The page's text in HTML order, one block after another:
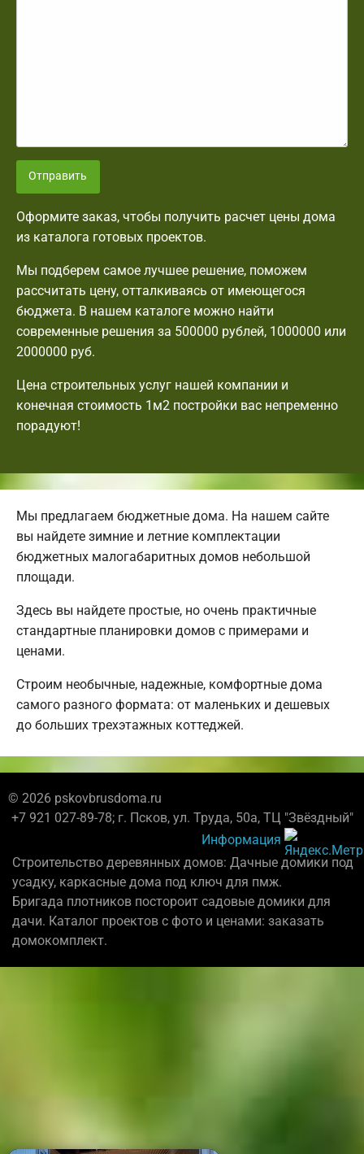
Отправить
Оформите заказ, чтобы получить расчет цены дома
из каталога готовых проектов.
Мы подберем самое лучшее решение, поможем
рассчитать цену, отталкиваясь от имеющегося
бюджета. В нашем каталоге можно найти
современные решения за 500000 рублей, 1000000 или
2000000 руб.
Цена строительных услуг нашей компании и
конечная стоимость 1м2 постройки вас непременно
порадуют!
Мы предлагаем бюджетные дома. На нашем сайте
вы найдете зимние и летние комплектации
бюджетных малогабаритных домов небольшой
площади.
Здесь вы найдете простые, но очень практичные
стандартные планировки домов с примерами и
ценами.
Строим необычные, надежные, комфортные дома
самого разного формата: от маленьких и дешевых
до больших трехэтажных коттеджей.
© 2026 pskovbrusdoma.ru
+7 921 027-89-78; г. Псков, ул. Труда, 50а, ТЦ "Звёздный"
Информация
Строительство деревянных домов: Дачные домики под
усадку, каркасные дома под ключ для пмж.
Бригада плотников постороит садовые домики для
дачи. Каталог проектов с фото и ценами: заказать
домокомплект.